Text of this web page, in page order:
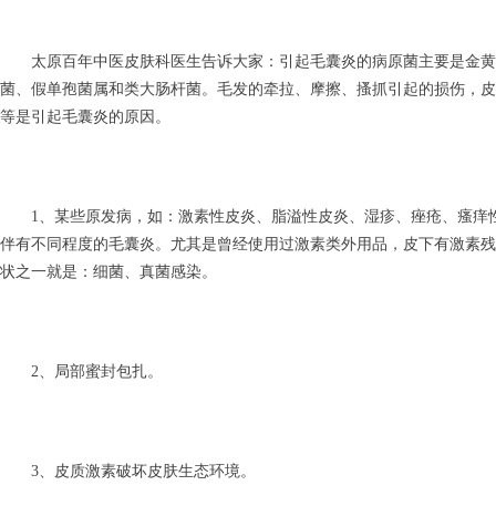
太原百年中医皮肤科医生告诉大家：引起毛囊炎的病原菌主要是金
菌、假单孢菌属和类大肠杆菌。毛发的牵拉、摩擦、搔抓引起的损伤，
等是引起毛囊炎的原因。
1、某些原发病，如：激素性皮炎、脂溢性皮炎、湿疹、痤疮、瘙痒
伴有不同程度的毛囊炎。尤其是曾经使用过激素类外用品，皮下有激素
状之一就是：细菌、真菌感染。
2、局部蜜封包扎。
3、皮质激素破坏皮肤生态环境。